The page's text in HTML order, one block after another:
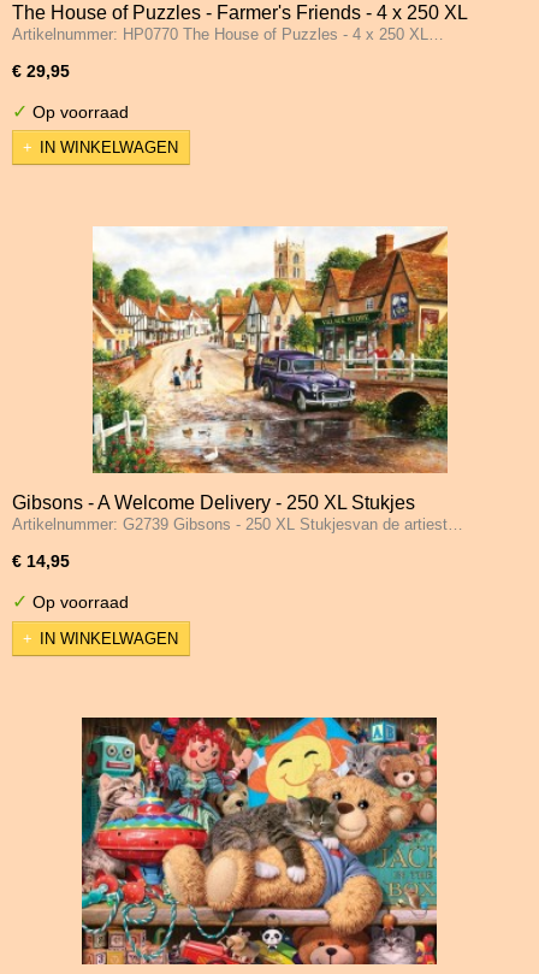
The House of Puzzles - Farmer's Friends - 4 x 250 XL
stukjes
Artikelnummer: HP0770 The House of Puzzles - 4 x 250 XL…
€ 29,95
✓ Op voorraad
IN WINKELWAGEN
Gibsons - A Welcome Delivery - 250 XL Stukjes
Artikelnummer: G2739 Gibsons - 250 XL Stukjesvan de artiest…
€ 14,95
✓ Op voorraad
IN WINKELWAGEN